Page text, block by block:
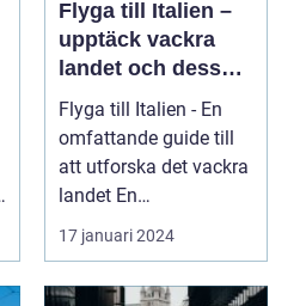
Flyga till Italien –
upptäck vackra
landet och dess
mångfald
Flyga till Italien - En
omfattande guide till
att utforska det vackra
landet En
övergripande, grun...
17 januari 2024